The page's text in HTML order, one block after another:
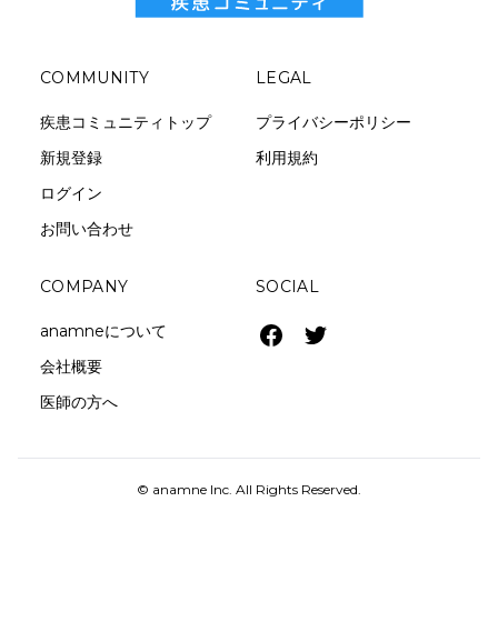
COMMUNITY
疾患コミュニティトップ
新規登録
ログイン
お問い合わせ
LEGAL
プライバシーポリシー
利用規約
COMPANY
anamneについて
会社概要
医師の方へ
SOCIAL
© anamne Inc. All Rights Reserved.